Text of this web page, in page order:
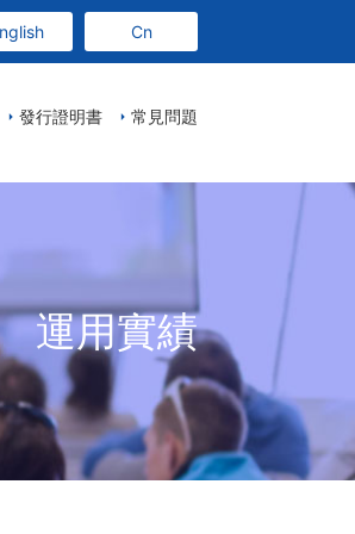
發行證明書 常見問題
Cn
運用實績